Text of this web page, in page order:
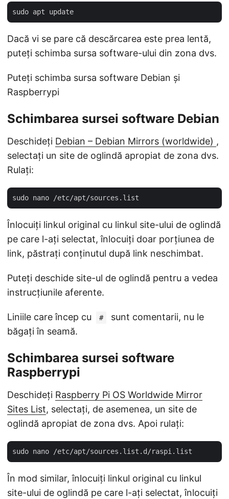
Dacă vi se pare că descărcarea este prea lentă,
puteți schimba sursa software-ului din zona dvs.
Puteți schimba sursa software Debian și
Raspberrypi
Schimbarea sursei software Debian
Deschideți Debian – Debian Mirrors (worldwide) ,
selectați un site de oglindă apropiat de zona dvs.
Rulați:
Înlocuiți linkul original cu linkul site-ului de oglindă
pe care l-ați selectat, înlocuiți doar porțiunea de
link, păstrați conținutul după link neschimbat.
Puteți deschide site-ul de oglindă pentru a vedea
instrucțiunile aferente.
Liniile care încep cu #
sunt comentarii, nu le
băgați în seamă.
Schimbarea sursei software
Raspberrypi
Deschideți Raspberry Pi OS Worldwide Mirror
Sites List, selectați, de asemenea, un site de
oglindă apropiat de zona dvs. Apoi rulați:
În mod similar, înlocuiți linkul original cu linkul
site-ului de oglindă pe care l-ați selectat, înlocuiți